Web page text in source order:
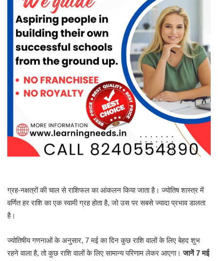
ग्रह-नक्षत्रों की चाल से राशिफल का आंकलन किया जाता है। ज्योतिष शास्त्र में
वर्णित हर राशि का एक स्वामी ग्रह होता है, जो उस पर सबसे ज्यादा प्रभाव डालता
है।
ज्योतिषीय गणनाओं के अनुसार, 7 मई का दिन कुछ राशि वालों के लिए बेहद शुभ
रहने वाला है, तो कुछ राशि वालों के लिए सामान्य परिणाम लेकर आएगा।जानें 7 मई